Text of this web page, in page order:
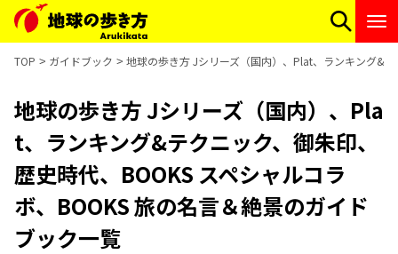
TOP ガイドブック 地球の歩き方 Jシリーズ（国内）、Plat、ランキング&
地球の歩き方 Jシリーズ（国内）、Pla
t、ランキング&テクニック、御朱印、
歴史時代、BOOKS スペシャルコラ
ボ、BOOKS 旅の名言＆絶景のガイド
ブック一覧